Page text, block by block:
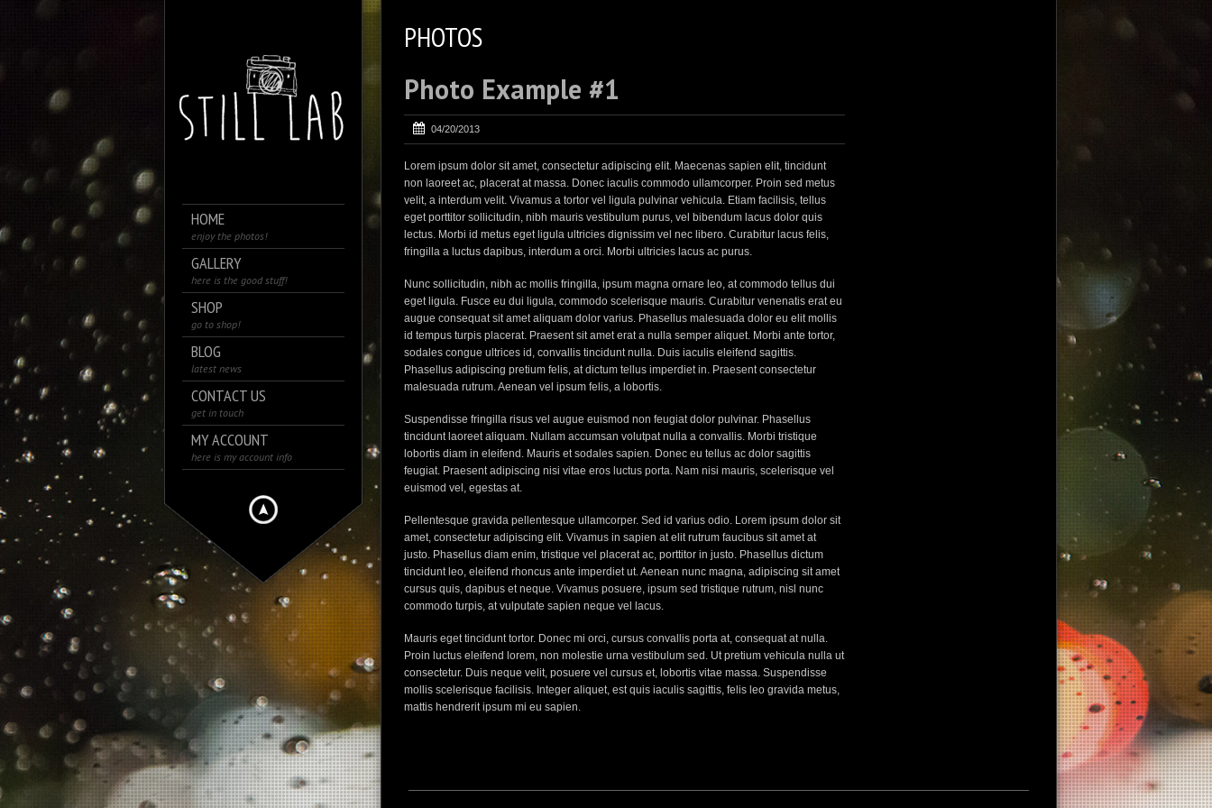
HOME
enjoy the photos!
GALLERY
here is the good stuff!
SHOP
go to shop!
BLOG
latest news
CONTACT US
get in touch
MY ACCOUNT
here is my account info
PHOTOS
Photo Example #1
04/20/2013
Lorem ipsum dolor sit amet, consectetur adipiscing elit. Maecenas sapien elit, tincidunt
non laoreet ac, placerat at massa. Donec iaculis commodo ullamcorper. Proin sed metus
velit, a interdum velit. Vivamus a tortor vel ligula pulvinar vehicula. Etiam facilisis, tellus
eget porttitor sollicitudin, nibh mauris vestibulum purus, vel bibendum lacus dolor quis
lectus. Morbi id metus eget ligula ultricies dignissim vel nec libero. Curabitur lacus felis,
fringilla a luctus dapibus, interdum a orci. Morbi ultricies lacus ac purus.
Nunc sollicitudin, nibh ac mollis fringilla, ipsum magna ornare leo, at commodo tellus dui
eget ligula. Fusce eu dui ligula, commodo scelerisque mauris. Curabitur venenatis erat eu
augue consequat sit amet aliquam dolor varius. Phasellus malesuada dolor eu elit mollis
id tempus turpis placerat. Praesent sit amet erat a nulla semper aliquet. Morbi ante tortor,
sodales congue ultrices id, convallis tincidunt nulla. Duis iaculis eleifend sagittis.
Phasellus adipiscing pretium felis, at dictum tellus imperdiet in. Praesent consectetur
malesuada rutrum. Aenean vel ipsum felis, a lobortis.
Suspendisse fringilla risus vel augue euismod non feugiat dolor pulvinar. Phasellus
tincidunt laoreet aliquam. Nullam accumsan volutpat nulla a convallis. Morbi tristique
lobortis diam in eleifend. Mauris et sodales sapien. Donec eu tellus ac dolor sagittis
feugiat. Praesent adipiscing nisi vitae eros luctus porta. Nam nisi mauris, scelerisque vel
euismod vel, egestas at.
Pellentesque gravida pellentesque ullamcorper. Sed id varius odio. Lorem ipsum dolor sit
amet, consectetur adipiscing elit. Vivamus in sapien at elit rutrum faucibus sit amet at
justo. Phasellus diam enim, tristique vel placerat ac, porttitor in justo. Phasellus dictum
tincidunt leo, eleifend rhoncus ante imperdiet ut. Aenean nunc magna, adipiscing sit amet
cursus quis, dapibus et neque. Vivamus posuere, ipsum sed tristique rutrum, nisl nunc
commodo turpis, at vulputate sapien neque vel lacus.
Mauris eget tincidunt tortor. Donec mi orci, cursus convallis porta at, consequat at nulla.
Proin luctus eleifend lorem, non molestie urna vestibulum sed. Ut pretium vehicula nulla ut
consectetur. Duis neque velit, posuere vel cursus et, lobortis vitae massa. Suspendisse
mollis scelerisque facilisis. Integer aliquet, est quis iaculis sagittis, felis leo gravida metus,
mattis hendrerit ipsum mi eu sapien.